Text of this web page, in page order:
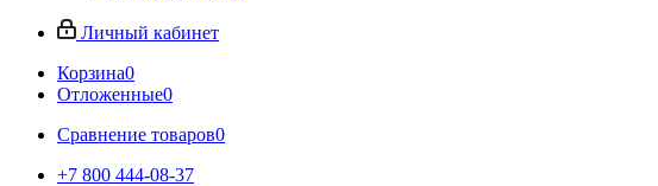
Личный кабинет
Корзина0
Отложенные0
Сравнение товаров0
+7 800 444-08-37